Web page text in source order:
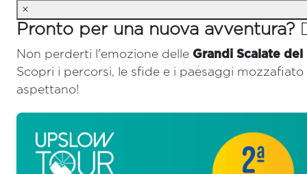
×
Pronto per una nuova avventura?
Non perderti l'emozione delle Grandi Scalate
Scopri i percorsi, le sfide e i paesaggi mozzafiato
aspettano!